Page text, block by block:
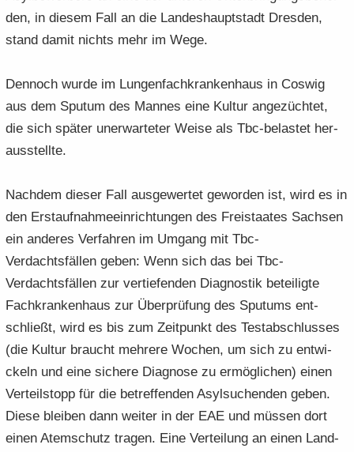
den, in die­sem Fall an die Lan­des­haupt­stadt Dres­den,
stand damit nichts mehr im Wege.
Den­noch wurde im Lun­gen­fach­kran­ken­haus in Cos­wig
aus dem Spu­tum des Man­nes eine Kul­tur an­ge­züch­tet,
die sich spä­ter un­er­war­te­ter Weise als Tbc-​belastet her­
aus­stell­te.
Nach­dem die­ser Fall aus­ge­wer­tet ge­wor­den ist, wird es in
den Erst­auf­nah­me­ein­rich­tun­gen des Frei­staa­tes Sach­sen
ein an­de­res Ver­fah­ren im Um­gang mit Tbc-​
Verdachtsfällen geben: Wenn sich das bei Tbc-​
Verdachtsfällen zur ver­tie­fen­den Dia­gnos­tik be­tei­lig­te
Fach­kran­ken­haus zur Über­prü­fung des Spu­tums ent­
schließt, wird es bis zum Zeit­punkt des Test­ab­schlus­ses
(die Kul­tur braucht meh­re­re Wo­chen, um sich zu ent­wi­
ckeln und eine si­che­re Dia­gno­se zu er­mög­li­chen) einen
Ver­teil­stopp für die be­tref­fen­den Asyl­su­chen­den geben.
Diese blei­ben dann wei­ter in der EAE und müs­sen dort
einen Atem­schutz tra­gen. Eine Ver­tei­lung an einen Land­